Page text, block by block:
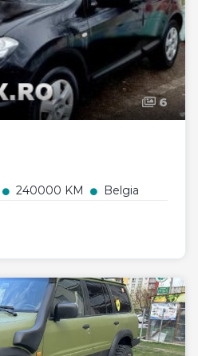
6
240000 KM Belgia